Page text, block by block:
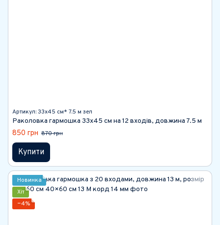
Артикул: 33х45 см* 7.5 м зел
Раколовка гармошка 33х45 см на 12 входів, довжина 7.5 м
850 грн 870 грн
Купити
Новинка
Хіт
−4%